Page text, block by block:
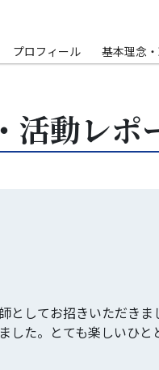
プロフィール 基本理念
活動レポ
としてお招きいただき
した。とても楽しいひと